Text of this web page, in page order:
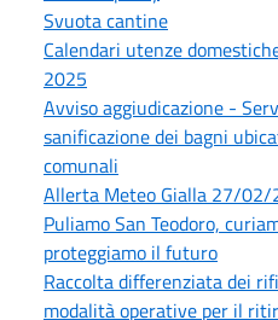
Svuota cantine
Calendari utenze
2025
Avviso aggiudicazione -
sanificazione dei bagni
comunali
Allerta Meteo Gialla 27/02/
Puliamo San Teodoro,
proteggiamo il futuro
Raccolta differenziata dei
modalità operative per il